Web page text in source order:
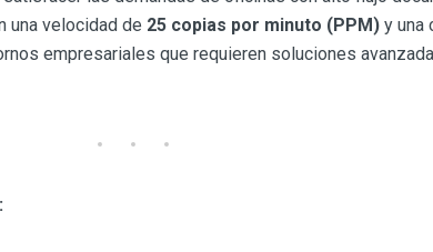
una velocidad de 25 copias por minuto (PPM) y una
empresariales que requieren soluciones